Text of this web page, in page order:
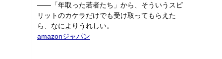
――「年取った若者たち」から、そういうスピ
リットのカケラだけでも受け取ってもらえた
ら、なによりうれしい。
amazonジャパン